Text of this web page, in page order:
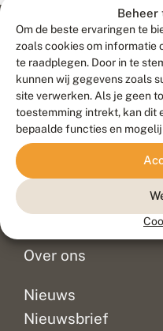
Beheer
Om de beste ervaringen te
zoals cookies om informatie
te raadplegen. Door in te
kunnen wij gegevens zoals
site verwerken. Als je geen
toestemming intrekt, kan dit
bepaalde functies en
Contact
Veelgestelde
Doneer
Over ons
Nieuws
Nieuwsbrief
Meld
© 2026
Duurzaam ontwikkeld
Blue